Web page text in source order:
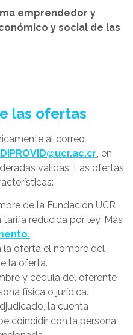
emprendedor y
y social de las
las ofertas
al correo
, en
válidas. Las ofertas
de la Fundación UCR
reducida por ley. Más
la oferta el nombre del
la oferta.
y cédula del oferente
física o jurídica.
la cuenta
coincidir con la persona